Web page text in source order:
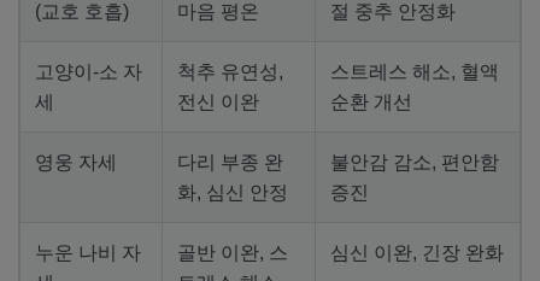
(교호 호흡)
마음 평온
절 중추 안정화
고양이-소 자
세
척추 유연성,
전신 이완
스트레스 해소, 혈액
순환 개선
영웅 자세
다리 부종 완
화, 심신 안정
불안감 감소, 편안함
증진
누운 나비 자
골반 이완, 스
심신 이완, 긴장 완화